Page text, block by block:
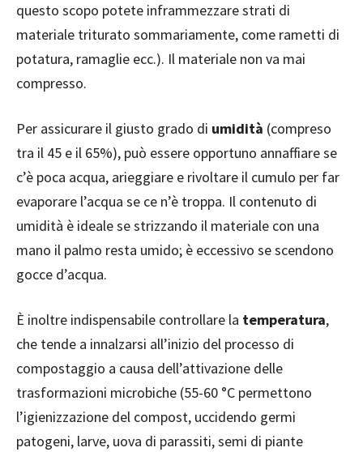
questo scopo potete inframmezzare strati di
materiale triturato sommariamente, come rametti di
potatura, ramaglie ecc.). Il materiale non va mai
compresso.
Per assicurare il giusto grado di umidità (compreso
tra il 45 e il 65%), può essere opportuno annaffiare se
c’è poca acqua, arieggiare e rivoltare il cumulo per far
evaporare l’acqua se ce n’è troppa. Il contenuto di
umidità è ideale se strizzando il materiale con una
mano il palmo resta umido; è eccessivo se scendono
gocce d’acqua.
È inoltre indispensabile controllare la temperatura,
che tende a innalzarsi all’inizio del processo di
compostaggio a causa dell’attivazione delle
trasformazioni microbiche (55-60 °C permettono
l’igienizzazione del compost, uccidendo germi
patogeni, larve, uova di parassiti, semi di piante